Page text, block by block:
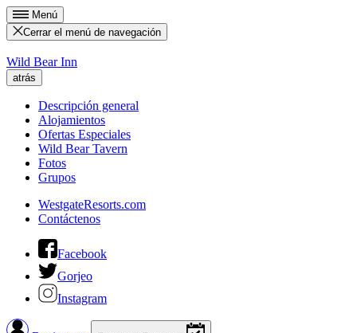
Menú
Cerrar el menú de navegación
Wild Bear Inn
atrás
Descripción general
Alojamientos
Ofertas Especiales
Wild Bear Tavern
Fotos
Grupos
WestgateResorts.com
Contáctenos
Facebook
Gorjeo
Instagram